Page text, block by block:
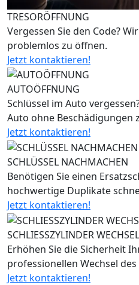
TRESORÖFFNUNG
Vergessen Sie den Code?
problemlos zu öffnen.
Jetzt kontaktieren!
AUTOÖFFNUNG
Schlüssel im Auto
Auto ohne Beschädigungen
Jetzt kontaktieren!
SCHLÜSSEL NACHMACHEN
Benötigen Sie einen
hochwertige Duplikate
Jetzt kontaktieren!
SCHLIESSZYLINDER WECHSEL
Erhöhen Sie die Sicherheit
professionellen Wechsel
Jetzt kontaktieren!